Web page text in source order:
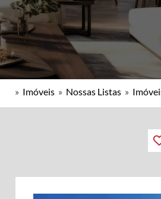
» Imóveis » Nossas Listas »